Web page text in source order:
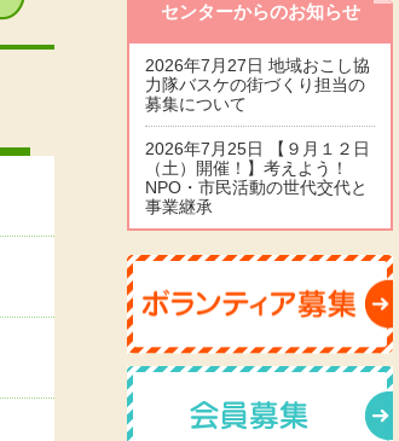
センターからのお知らせ
2026年7月27日 地域おこし協
力隊バスケの街づくり担当の
募集について
2026年7月25日 【９月１２日
（土）開催！】考えよう！
NPO・市民活動の世代交代と
事業継承